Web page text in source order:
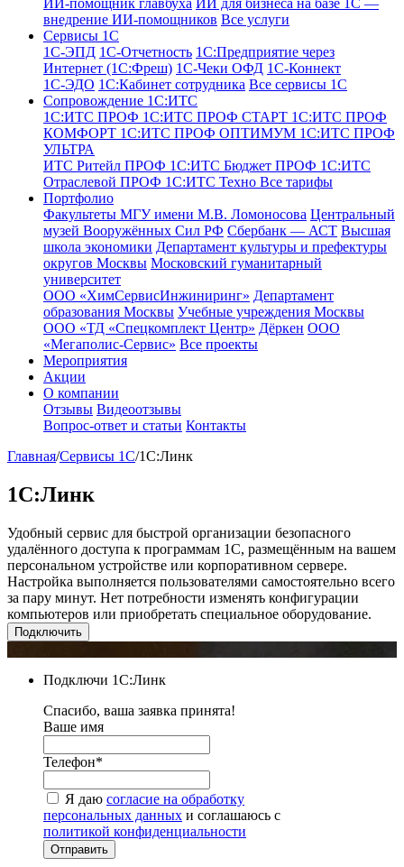
ИИ-помощник главбуха ИИ для бизнеса на базе 1С —
внедрение ИИ-помощников Все услуги
Сервисы 1С
1С-ЭПД 1C-Отчетность 1С:Предприятие через
Интернет (1С:Фреш) 1С-Чеки ОФД 1С‑Коннект
1С-ЭДО 1С:Кабинет сотрудника Все сервисы 1С
Сопровождение 1С:ИТС
1С:ИТС ПРОФ 1С:ИТС ПРОФ СТАРТ 1С:ИТС ПРОФ
КОМФОРТ 1С:ИТС ПРОФ ОПТИМУМ 1С:ИТС ПРОФ
УЛЬТРА
ИТС Ритейл ПРОФ 1С:ИТС Бюджет ПРОФ 1С:ИТС
Отраслевой ПРОФ 1С:ИТС Техно Все тарифы
Портфолио
Факультеты МГУ имени М.В. Ломоносова Центральный
музей Вооружённых Сил РФ Сбербанк — АСТ Высшая
школа экономики Департамент культуры и префектуры
округов Москвы Московский гуманитарный
университет
ООО «ХимСервисИнжиниринг» Департамент
образования Москвы Учебные учреждения Москвы
ООО «ТД «Спецкомплект Центр» Дёркен ООО
«Мегаполис-Сервис» Все проекты
Мероприятия
Акции
О компании
Отзывы Видеоотзывы
Вопрос-ответ и статьи Контакты
Главная/Сервисы 1С/1С:Линк
1С:Линк
Удобный сервис для быстрой организации безопасного
удалённого доступа к программам 1С, размещённым на вашем
персональном устройстве или корпоративном сервере.
Настройка выполняется пользователями самостоятельно всего
за пару минут. Нет потребности изменять конфигурации
компьютеров или приобретать специальное оборудование.
Подключить
Подключи 1С:Линк
Спасибо, ваша заявка принята!
Ваше имя
Телефон*
Я даю согласие на обработку
персональных данных и соглашаюсь с
политикой конфиденциальности
Отправить